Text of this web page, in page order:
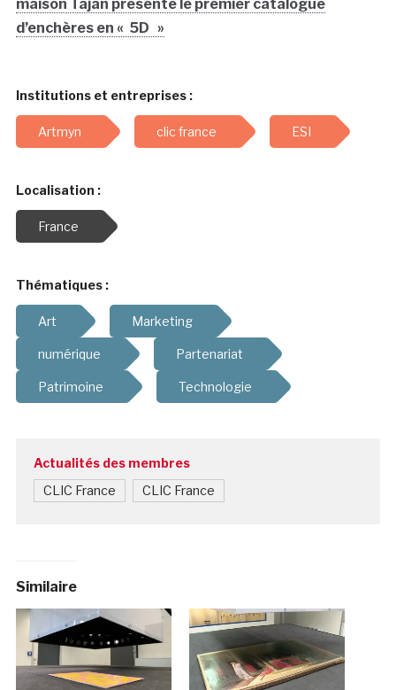
maison Tajan présente le premier catalogue
d’enchères en « 5D »
Institutions et entreprises :
Artmyn clic france ESI
Localisation :
France
Thématiques :
Art Marketing
numérique Partenariat
Patrimoine Technologie
Actualités des membres
CLIC France CLIC France
Similaire